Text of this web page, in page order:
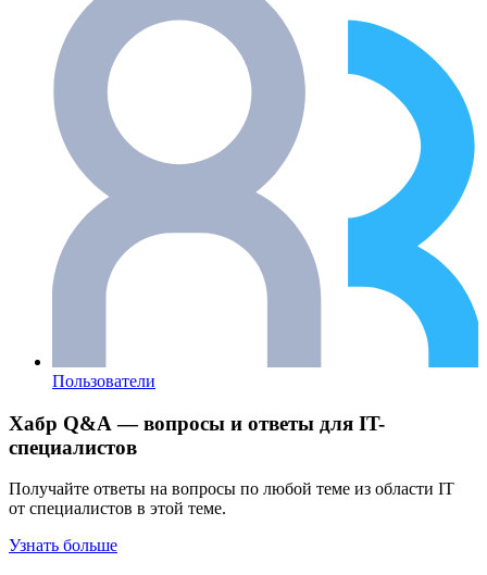
Пользователи
Хабр Q&A — вопросы и ответы для IT-
специалистов
Получайте ответы на вопросы по любой теме из области IT
от специалистов в этой теме.
Узнать больше